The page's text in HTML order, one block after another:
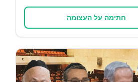
חתימה על העצומה